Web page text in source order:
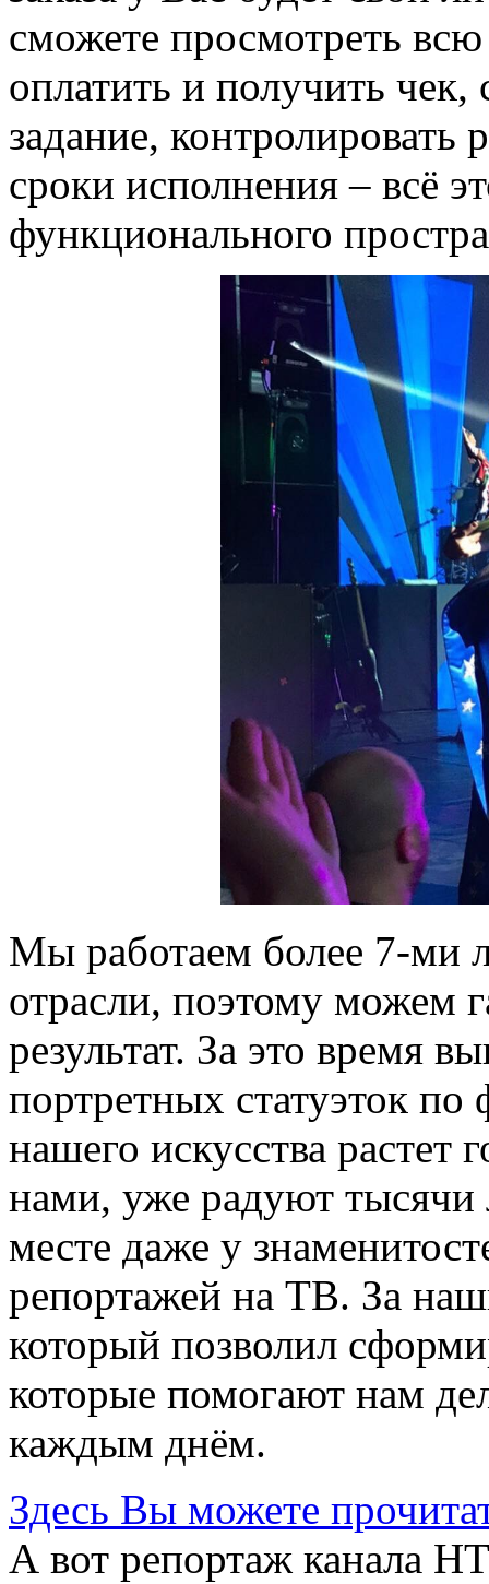
сможете просмотреть
оплатить и получить чек,
задание, контролировать
сроки исполнения – всё
функционального
Мы работаем более 7-ми
отрасли, поэтому можем
результат. За это время
портретных статуэток
нашего искусства растет
нами, уже радуют тысячи
месте даже у
репортажей на ТВ. За
который позволил
которые помогают нам
каждым днём.
Здесь Вы можете
А вот репортаж канала